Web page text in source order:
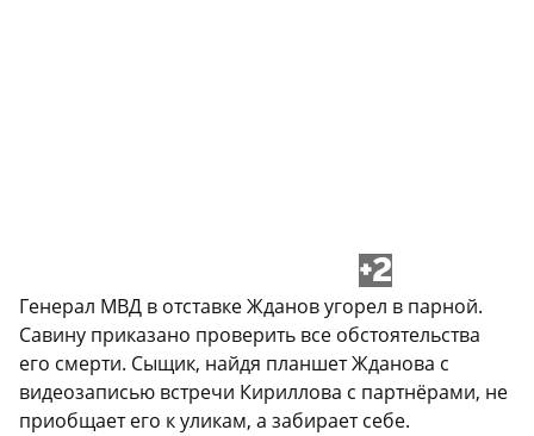
+2
Генерал МВД в отставке Жданов угорел в парной.
Савину приказано проверить все обстоятельства
его смерти. Сыщик, найдя планшет Жданова с
видеозаписью встречи Кириллова с партнёрами, не
приобщает его к уликам, а забирает себе.